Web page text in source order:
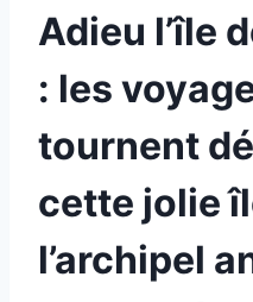
Adieu l’île
: les
tournent
cette jolie
l’archipel